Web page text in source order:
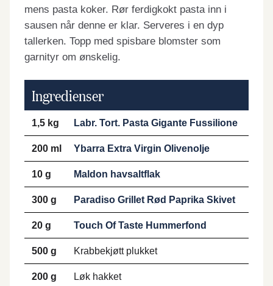
mens pasta koker. Rør ferdigkokt pasta inn i
sausen når denne er klar. Serveres i en dyp
tallerken. Topp med spisbare blomster som
garnityr om ønskelig.
Ingredienser
1,5 kg Labr. Tort. Pasta Gigante Fussilione
200 ml Ybarra Extra Virgin Olivenolje
10 g Maldon havsaltflak
300 g Paradiso Grillet Rød Paprika Skivet
20 g Touch Of Taste Hummerfond
500 g Krabbekjøtt plukket
200 g Løk hakket